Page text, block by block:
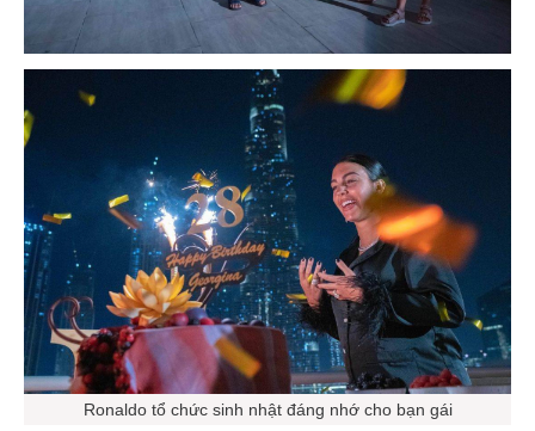
Ronaldo tổ chức sinh nhật đáng nhớ cho bạn gái